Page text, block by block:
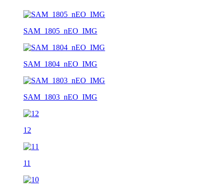
SAM_1805_nEO_IMG
SAM_1804_nEO_IMG
SAM_1803_nEO_IMG
12
11